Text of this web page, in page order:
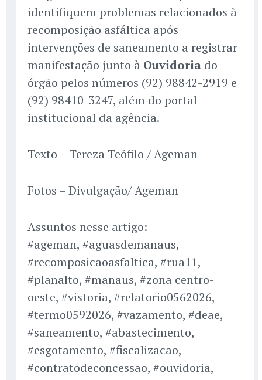
identifiquem problemas relacionados à
recomposição asfáltica após
intervenções de saneamento a registrar
manifestação junto à Ouvidoria do
órgão pelos números (92) 98842-2919 e
(92) 98410-3247, além do portal
institucional da agência.
Texto – Tereza Teófilo / Ageman
Fotos – Divulgação/ Ageman
Assuntos nesse artigo:
#ageman, #aguasdemanaus,
#recomposicaoasfaltica, #rua11,
#planalto, #manaus, #zona centro-
oeste, #vistoria, #relatorio0562026,
#termo0592026, #vazamento, #deae,
#saneamento, #abastecimento,
#esgotamento, #fiscalizacao,
#contratodeconcessao, #ouvidoria,